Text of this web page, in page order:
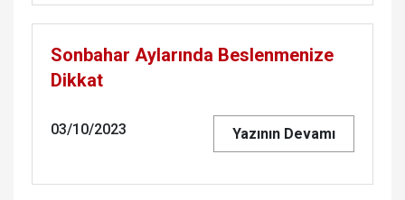
Sonbahar Aylarında Beslenmenize
Dikkat
03/10/2023 Yazının Devamı